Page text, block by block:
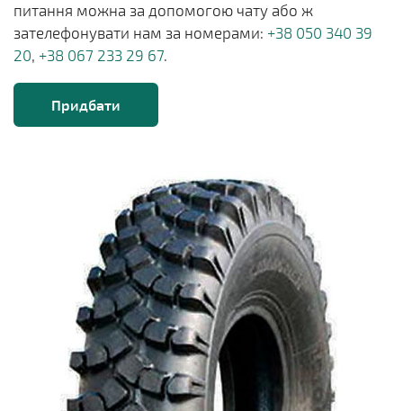
питання можна за допомогою чату або ж
зателефонувати нам за номерами: +38 050 340 39
20, +38 067 233 29 67.
Придбати